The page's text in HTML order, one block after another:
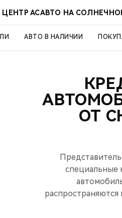
ЦЕНТР АСАВТО НА
АВТО В НАЛИЧИИ
ОТ
специальные
распространяются